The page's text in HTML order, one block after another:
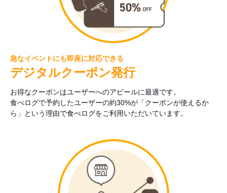
急なイベントにも即座に対応できる
デジタルクーポン発行
お得なクーポンはユーザーへのアピールに最適です。
食べログで予約したユーザーの約30%が「クーポンが使えるか
ら」という理由で食べログをご利用いただいています。